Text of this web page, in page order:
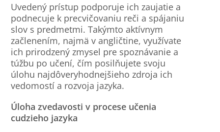
Uvedený prístup podporuje ich zaujatie a
podnecuje k precvičovaniu reči a spájaniu
slov s predmetmi. Takýmto aktívnym
začlenením, najmä v angličtine, využívate
ich prirodzený zmysel pre spoznávanie a
túžbu po učení, čím posilňujete svoju
úlohu najdôveryhodnejšieho zdroja ich
vedomostí a rozvoja jazyka.
Úloha zvedavosti v procese učenia
cudzieho jazyka